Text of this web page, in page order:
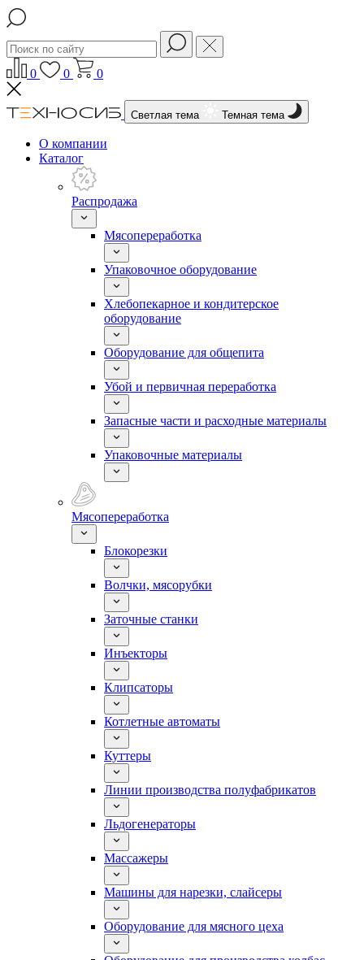
0 0 0
Светлая тема Темная тема
О компании
Каталог
Распродажа
Мясопереработка
Упаковочное оборудование
Хлебопекарное и кондитерское
оборудование
Оборудование для общепита
Убой и первичная переработка
Запасные части и расходные материалы
Упаковочные материалы
Мясопереработка
Блокорезки
Волчки, мясорубки
Заточные станки
Инъекторы
Клипсаторы
Котлетные автоматы
Куттеры
Линии производства полуфабрикатов
Льдогенераторы
Массажеры
Машины для нарезки, слайсеры
Оборудование для мясного цеха